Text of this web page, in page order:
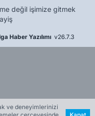
değil işimize gitmek
Haber Yazılımı v26.7.3
ve deneyimlerinizi